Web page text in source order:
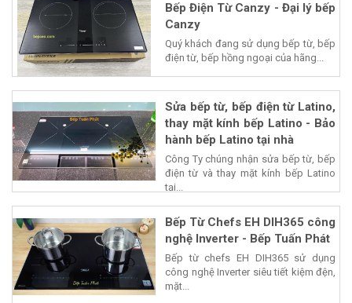
Bếp Điện Từ Canzy - Đại lý bếp
Canzy
Quý khách đang sử dụng bếp từ, bếp
điện từ, bếp hồng ngoại của hãng...
Sửa bếp từ, bếp điện từ Latino,
thay mặt kính bếp Latino - Bảo
hành bếp Latino tại nhà
Công Ty chúng nhận sửa bếp từ, bếp
điện từ và thay mặt kính bếp Latino
tại...
Bếp Từ Chefs EH DIH365 công
nghệ Inverter - Bếp Tuấn Phát
Bếp từ chefs EH DIH365 sử dụng
công nghệ Inverter siêu tiết kiệm đện,
mặt...